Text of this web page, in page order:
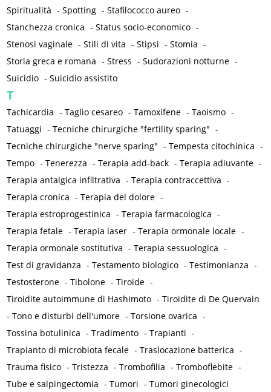
Spiritualità -Spotting -Stafilococco aureo -
Stanchezza cronica -Status socio-economico -
Stenosi vaginale -Stili di vita -Stipsi -Stomia -
Storia greca e romana -Stress -Sudorazioni notturne -
Suicidio -Suicidio assistito
T
Tachicardia -Taglio cesareo -Tamoxifene -Taoismo -
Tatuaggi -Tecniche chirurgiche "fertility sparing" -
Tecniche chirurgiche "nerve sparing" -Tempesta citochinica -
Tempo -Tenerezza -Terapia add-back -Terapia adiuvante -
Terapia antalgica infiltrativa -Terapia contraccettiva -
Terapia cronica -Terapia del dolore -
Terapia estroprogestinica -Terapia farmacologica -
Terapia fetale -Terapia laser -Terapia ormonale locale -
Terapia ormonale sostitutiva -Terapia sessuologica -
Test di gravidanza -Testamento biologico -Testimonianza -
Testosterone -Tibolone -Tiroide -
Tiroidite autoimmune di Hashimoto -Tiroidite di De Quervain
-Tono e disturbi dell'umore -Torsione ovarica -
Tossina botulinica -Tradimento -Trapianti -
Trapianto di microbiota fecale -Traslocazione batterica -
Trauma fisico -Tristezza -Trombofilia -Tromboflebite -
Tube e salpingectomia -Tumori -Tumori ginecologici